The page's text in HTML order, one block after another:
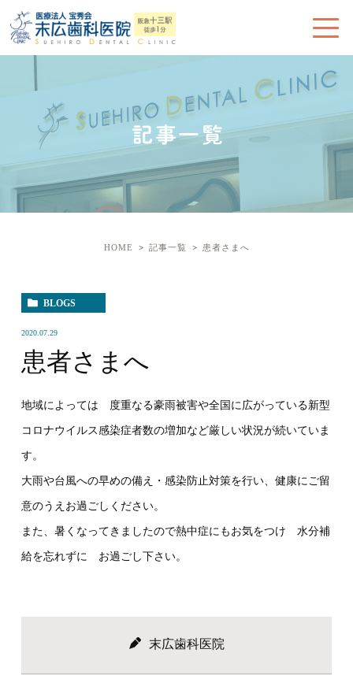
記事一覧
HOME 記事一覧 患者さまへ
BLOGS
2020.07.29
患者さまへ
地域によっては 度重なる豪雨被害や全国に広がっている新型
コロナウイルス感染症者数の増加など厳しい状況が続いていま
す。
大雨や台風への早めの備え・感染防止対策を行い、健康にご留
意のうえお過ごしください。
また、暑くなってきましたので熱中症にもお気をつけ 水分補
給を忘れずに お過ごし下さい。
末広歯科医院